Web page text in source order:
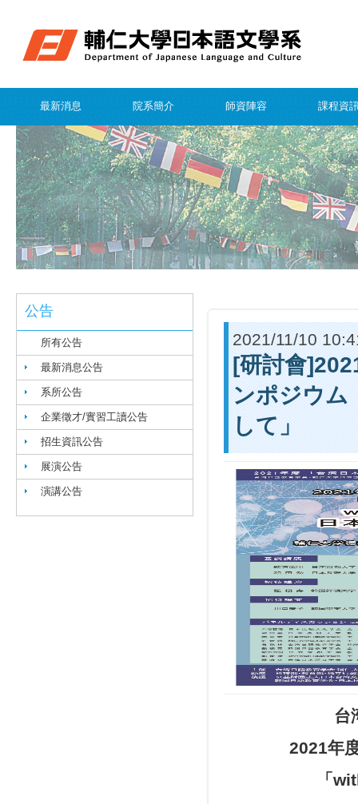
最新消息 院系簡介 師資陣容 課程資
公告
所有公告
最新消息公告
系所公告
企業徵才/實習工讀公告
招生資訊公告
展演公告
演講公告
2021/11/10
[研討會
ンポジウム
して」
台
2021年
「